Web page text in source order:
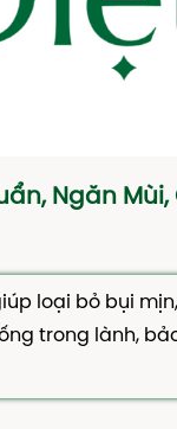
Ngăn
loại bỏ bụi
trong lành,